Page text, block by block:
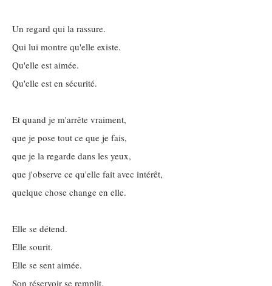
Un regard qui la rassure.
Qui lui montre qu'elle existe.
Qu'elle est aimée.
Qu'elle est en sécurité.
Et quand je m'arrête vraiment,
que je pose tout ce que je fais,
que je la regarde dans les yeux,
que j'observe ce qu'elle fait avec intérêt,
quelque chose change en elle.
Elle se détend.
Elle sourit.
Elle se sent aimée.
Son réservoir se remplit.